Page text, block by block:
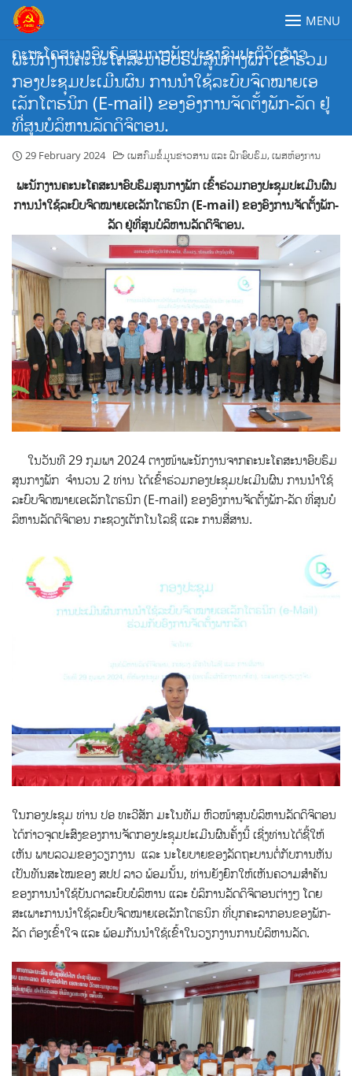
Skip
content
ຄະນະໂຄສະນາອົບຮົມສູນກາງພັກປະຊາຊົນປະຕິວັດລາວ
MENU
ພະນັກງານຄະນະໂຄສະນາອົບຮົມສູນກາງພັກ ເຂົ້າຮ່ວມ
ກອງປະຊຸມປະເມີນຜົນ ການນຳໃຊ້ລະບົບຈົດໝາຍເອ
ເລັກໂຕຮນິກ (E-mail) ຂອງອົງການຈັດຕັ້ງພັກ-ລັດ ຢູ່
ທີ່ສູນບໍລິຫານລັດດິຈິຕອນ.
29 February 2024 ເພສກົມຂໍ້ມູນຂ່າວສານ ແລະ ຝຶກອົບຮົມ,ເພສຫ້ອງການ
ພະນັກງານຄະນະໂຄສະນາອົບຮົມສູນກາງພັກ ເຂົ້າຮ່ວມກອງປະຊຸມປະເມີນຜົນ
ການນຳໃຊ້ລະບົບຈົດໝາຍເອເລັກໂຕຮນິກ (E-mail) ຂອງອົງການຈັດຕັ້ງພັກ-
ລັດ ຢູ່ທີ່ສູນບໍລິຫານລັດດິຈິຕອນ.
ໃນວັນທີ 29 ກຸມພາ 2024 ຕາງໜ້າພະນັກງານຈາກຄະນະໂຄສະນາອົບຮົມ
ສູນກາງພັກ ຈຳນວນ 2 ທ່ານ ໄດ້ເຂົ້າຮ່ວມກອງປະຊຸມປະເມີນຜົນ ການນຳໃຊ້
ລະບົບຈົດໝາຍເອເລັກໂຕຮນິກ (E-mail) ຂອງອົງການຈັດຕັ້ງພັກ-ລັດ ທີ່ສູນບໍ
ລິຫານລັດດິຈິຕອນ ກະຊວງເຕັກໂນໂລຊີ ແລະ ການສື່ສານ.
ໃນກອງປະຊຸມ ທ່ານ ປອ ທະວີສັກ ມະໂນທັມ ຫົວໜ້າສູນບໍລິຫານລັດດິຈິຕອນ
ໄດ້ກ່າວຈຸດປະສົງຂອງການຈັດກອງປະຊຸມປະເມີນຜົນຄັ້ງນີ້ ເຊີ່ງທ່ານໄດ້ຊີ້ໃຫ້
ເຫັນ ພາບລວມຂອງວຽກງານ ແລະ ນະໂຍບາຍຂອງລັດຖະບານຕໍ່ກັບການຫັນ
ເປັນທັນສະໄໝຂອງ ສປປ ລາວ ພ້ອມນັ້ນ, ທ່ານຍັງຍົກໃຫ້ເຫັນຄວາມສຳຄັນ
ຂອງການນຳໃຊ້ບັນດາລະບົບບໍລິຫານ ແລະ ບໍລິການລັດດິຈິຕອນຕ່າງໆ ໂດຍ
ສະເພາະການນຳໃຊ້ລະບົບຈົດໝາຍເອເລັກໂຕຣນິກ ທີ່ບຸກຄະລາກອນຂອງພັກ-
ລັດ ຕ້ອງເຂົ້າໃຈ ແລະ ພ້ອມກັນນໍາໃຊ້ເຂົ້າໃນວຽກງານການບໍລິຫານລັດ.